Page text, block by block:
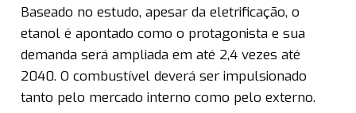
Baseado no estudo, apesar da eletrificação, o
etanol é apontado como o protagonista e sua
demanda será ampliada em até 2,4 vezes até
2040. O combustível deverá ser impulsionado
tanto pelo mercado interno como pelo externo.